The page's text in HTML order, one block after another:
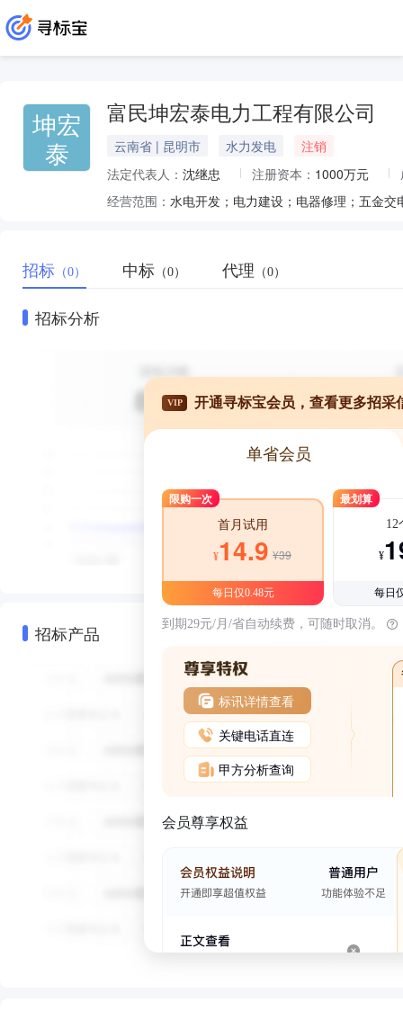
坤宏
泰
富民坤宏泰电力工程有限公司
云南省 | 昆明市 水力发电
注销
法定代表人： 沈继忠 注册资本： 1000万元
经营范围：
招标 （0） 中标 （0） 代理 （0）
招标分析
招标产品
VIP 开通寻标宝会员，查看更多招采
单省会员
限购一次
首月试用
¥14.9 ¥39
每日仅0.48元
最划算
12
¥
每日
到期29元/月/省自动续费，可随时取消。
标讯详情查看
关键电话直连
甲方分析查询
会员尊享权益